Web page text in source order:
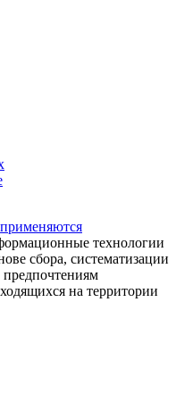
применяются
технологии
сбора, систематизации
предпочтениям
на территории